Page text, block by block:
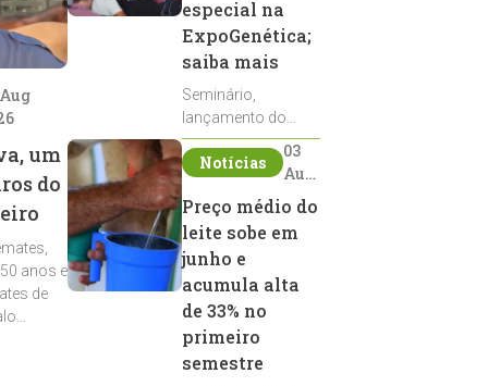
um
do
anos e
de
especial na
ExpoGenética;
saiba mais
Seminário,
lançamento do
Sumário de Touros,
debates, podcast,
reprodutores e
homenagens
integram a
programação da
entidade durante a
ExpoGenética 2026
Notícias
03
Aug
2026
Preço médio do
leite sobe em
junho e
acumula alta
de 33% no
primeiro
semestre